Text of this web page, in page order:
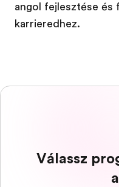
angol fejlesztése és
karrieredhez.
Válassz